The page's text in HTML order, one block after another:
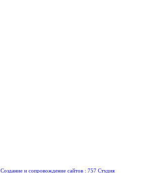
Создание и сопровождение сайтов : 757 Студия